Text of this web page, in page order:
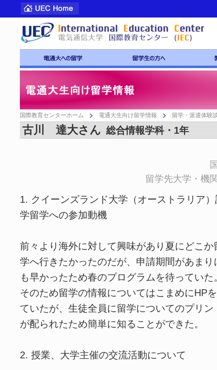
国際教育センターホーム 電通大生向け留学情報 留学・派遣体験
古川 達大さん 総合情報学科・1年
留学先大学・機
1. クイーンズランド大学（オーストラリア）
学留学への参加動機
前々より海外に対して興味があり夏にどこか
学へ行きたかったのだが、申請期間があまり
も早かったため春のプログラムを待っていた
そのため留学の情報についてはこまめにHP
ていたが、生徒全員に留学についてのプリン
が配られたため簡単に知ることができた。
2. 授業、大学主催の交流活動について